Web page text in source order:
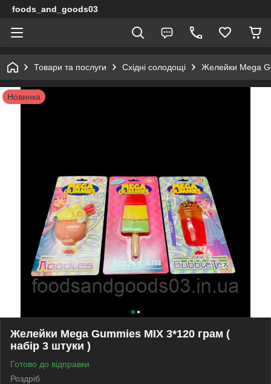
foods_and_goods03
Товари та послуги Східні солодощі Желейки Mega
Новинка
Желейки Mega Gummies MIX 3*120 грам (
набір 3 штуки )
Готово до відправки
Роздріб